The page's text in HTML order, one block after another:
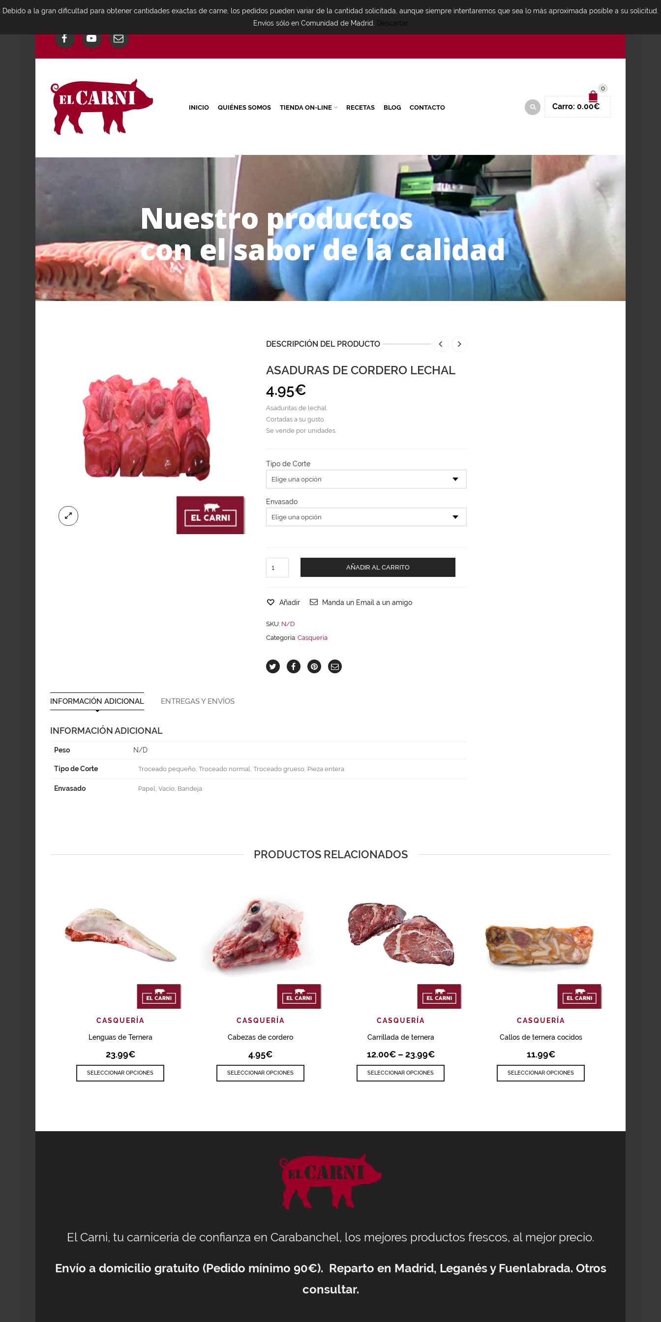
INICIO QUIÉNES SOMOS TIENDA ON-LINE RECETAS BLOG CONTACTO
0
Carro: 0.00€
Nuestro productos
con el sabor de la calidad
DESCRIPCIÓN DEL PRODUCTO
ASADURAS DE CORDERO LECHAL
4.95€
Asaduritas de lechal.
Cortadas a su gusto.
Se vende por unidades.
Tipo de Corte
Envasado
AÑADIR AL CARRITO
Añadir Manda un Email a un amigo
SKU: N/D
Categoría: Casquería
INFORMACIÓN ADICIONAL ENTREGAS Y ENVÍOS
INFORMACIÓN ADICIONAL
Peso N/D
Tipo de Corte Troceado pequeño, Troceado normal, Troceado grueso, Pieza entera
Envasado Papel, Vacío, Bandeja
PRODUCTOS RELACIONADOS
AÑADIR VISTA RÁPIDA
CASQUERÍA
Lenguas de Ternera
23.99€
SELECCIONAR OPCIONES
AÑADIR VISTA RÁPIDA
CASQUERÍA
Cabezas de cordero
4.95€
SELECCIONAR OPCIONES
AÑADIR VISTA RÁPIDA
CASQUERÍA
Carrillada de ternera
12.00€– 23.99€
SELECCIONAR OPCIONES
AÑADIR VISTA RÁPIDA
CASQUERÍA
Callos de ternera cocidos
11.99€
SELECCIONAR OPCIONES
El Carni, tu carnicería de confianza en Carabanchel, los mejores productos frescos, al mejor precio.
Envío a domicilio gratuito (Pedido mínimo 90€). Reparto en Madrid, Leganés y Fuenlabrada. Otros
consultar.
Debido a la gran dificultad para obtener cantidades exactas de carne, los pedidos pueden variar de la cantidad solicitada, aunque siempre intentaremos que sea lo más aproximada posible a su solicitud.
Envíos sólo en Comunidad de Madrid.
Descartar